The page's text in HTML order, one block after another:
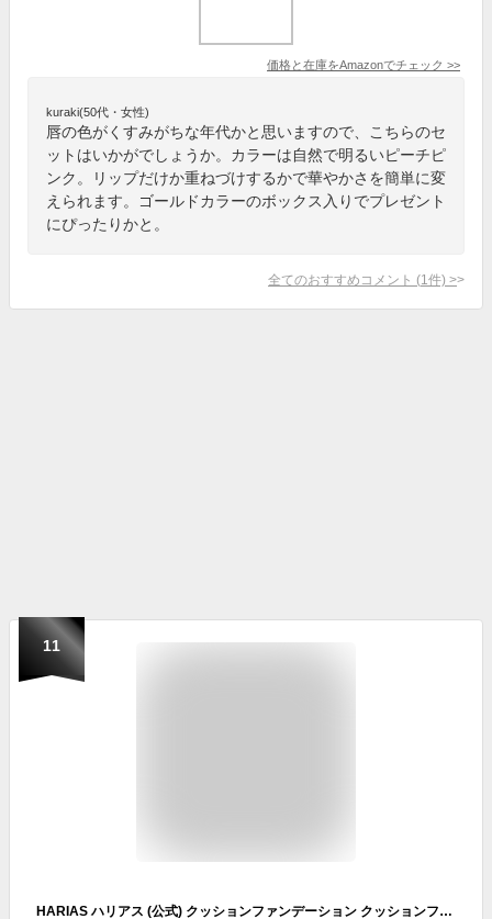
価格と在庫をAmazonでチェック >>
kuraki(50代・女性)
唇の色がくすみがちな年代かと思いますので、こちらのセ
ットはいかがでしょうか。カラーは自然で明るいピーチピ
ンク。リップだけか重ねづけするかで華やかさを簡単に変
えられます。ゴールドカラーのボックス入りでプレゼント
にぴったりかと。
全てのおすすめコメント (1 件) >
11
HARIAS ハリアス (公式) クッションファンデーション クッションファンデ SPF50+ ナイアシンアミド 医薬部外品 美容液 ファンデーション 人気ランキング (オークル)